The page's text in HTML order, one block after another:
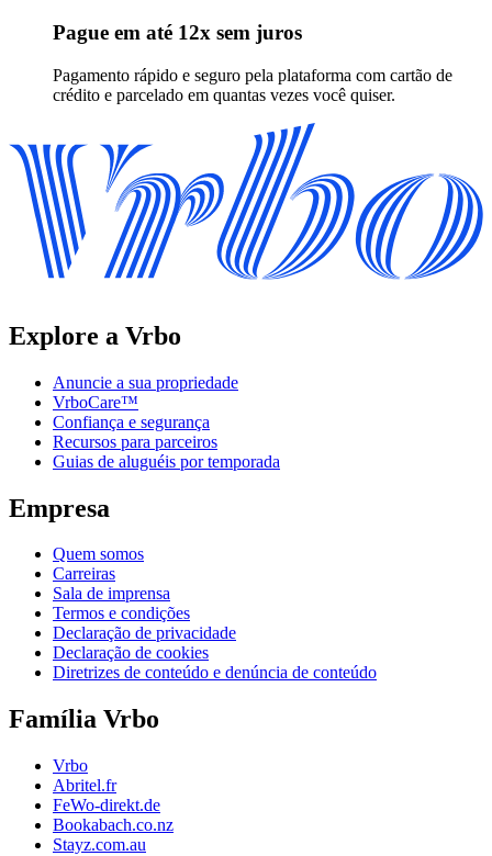
Pague em até 12x sem juros
Pagamento rápido e seguro pela plataforma com cartão de
crédito e parcelado em quantas vezes você quiser.
Explore a Vrbo
Anuncie a sua propriedade
VrboCare™
Confiança e segurança
Recursos para parceiros
Guias de aluguéis por temporada
Empresa
Quem somos
Carreiras
Sala de imprensa
Termos e condições
Declaração de privacidade
Declaração de cookies
Diretrizes de conteúdo e denúncia de conteúdo
Família Vrbo
Vrbo
Abritel.fr
FeWo-direkt.de
Bookabach.co.nz
Stayz.com.au